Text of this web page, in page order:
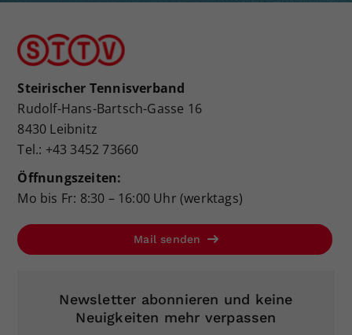
Steirischer Tennisverband
Rudolf-Hans-Bartsch-Gasse 16
8430 Leibnitz
Tel.: +43 3452 73660
Öffnungszeiten:
Mo bis Fr: 8:30 – 16:00 Uhr (werktags)
Mail senden
Newsletter abonnieren und keine
Neuigkeiten mehr verpassen